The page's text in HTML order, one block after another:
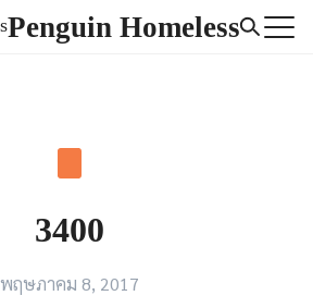
Penguin Homeless
3400
พฤษภาคม 8, 2017